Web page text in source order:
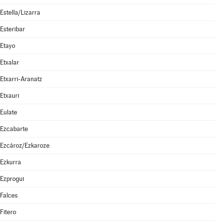
Estella/Lizarra
Esteribar
Etayo
Etxalar
Etxarri-Aranatz
Etxauri
Eulate
Ezcabarte
Ezcároz/Ezkaroze
Ezkurra
Ezprogui
Falces
Fitero